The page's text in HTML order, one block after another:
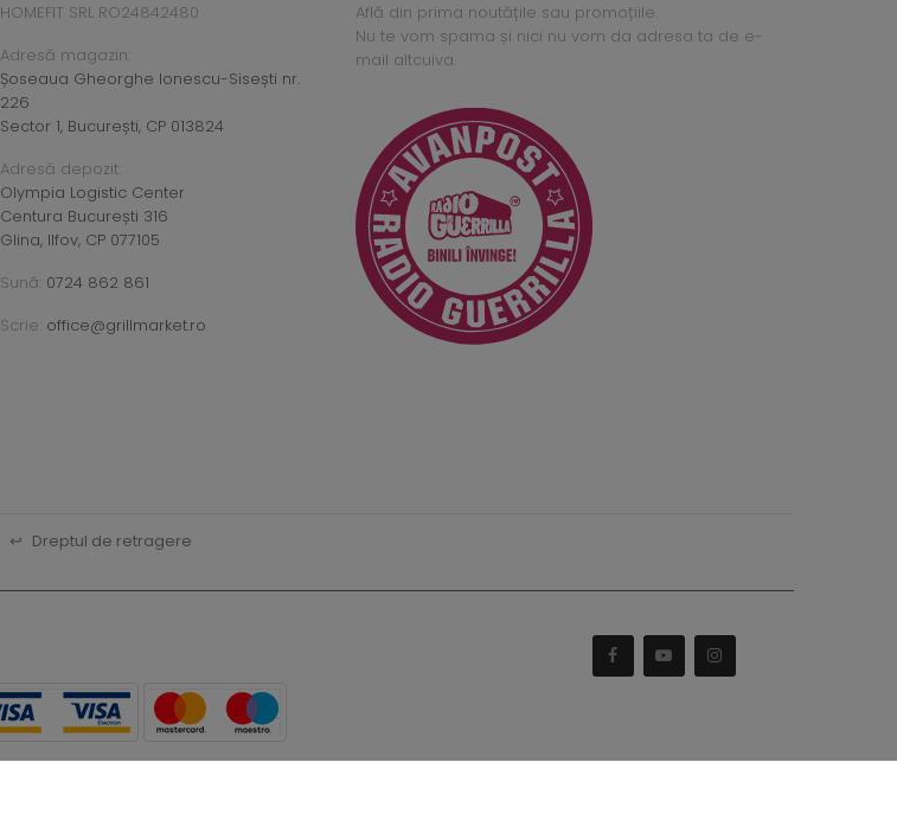
HOMEFIT SRL RO24842480
Adresă magazin:
Șoseaua Gheorghe Ionescu-Sisești nr.
226
Sector 1, București, CP 013824
Adresă depozit:
Olympia Logistic Center
Centura București 316
Glina, Ilfov, CP 077105
Sună: 0724 862 861
Scrie: office@grillmarket.ro
Află din prima noutățile sau promoțiile.
Nu te vom spama și nici nu vom da adresa ta de e-
mail altcuiva.
↩ Dreptul de retragere